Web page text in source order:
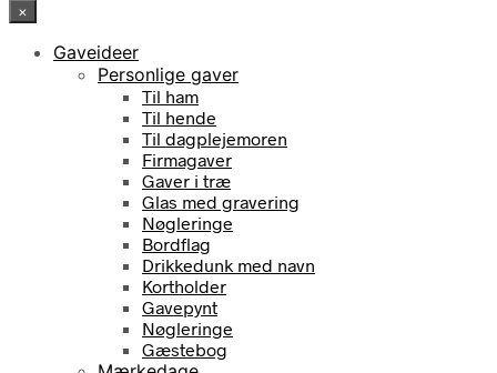
×
Gaveideer
Personlige gaver
Til ham
Til hende
Til dagplejemoren
Firmagaver
Gaver i træ
Glas med gravering
Nøgleringe
Bordflag
Drikkedunk med navn
Kortholder
Gavepynt
Nøgleringe
Gæstebog